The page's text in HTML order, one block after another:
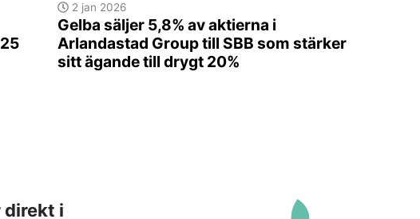
2 jan 2026
Gelba säljer 5,8% av aktierna i
Arlandastad Group till SBB som stärker
sitt ägande till drygt 20%
direkt i